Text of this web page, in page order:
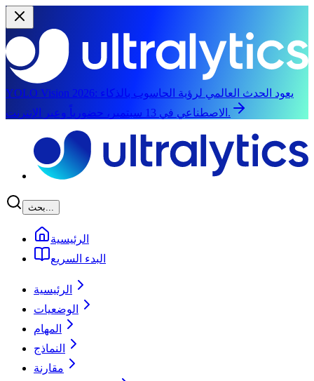
YOLO Vision 2026: يعود الحدث العالمي لرؤية الحاسوب بالذكاء
الاصطناعي في 13 سبتمبر، حضورياً وعبر الإنترنت.
بحث...
الرئيسية
البدء السريع
الرئيسية
الوضعيات
المهام
النماذج
مقارنة